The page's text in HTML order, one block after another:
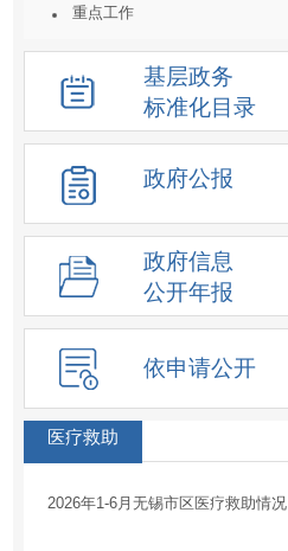
重点工作
统计数据及解读
重大决策预公开
建议提案结果公开
人事信息
重大项目
价格收费
重大民生信息
新闻发布会
化解过剩产能工作信息
降低要素成本信息
征地信息
房屋征收
土地供应
基层政务
标准化目录
政府公报
政府信息
公开年报
依申请公开
医疗救助
2026年1-6月无锡市区医疗救助情况